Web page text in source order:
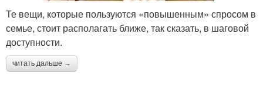
Те вещи, которые пользуются «повышенным» спросом в
семье, стоит располагать ближе, так сказать, в шаговой
доступности.
читать дальше →